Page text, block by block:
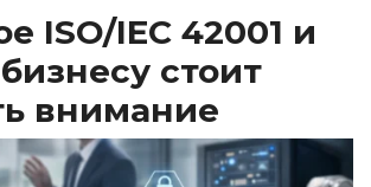
ISO/IEC 42001 и
стоит
внимание